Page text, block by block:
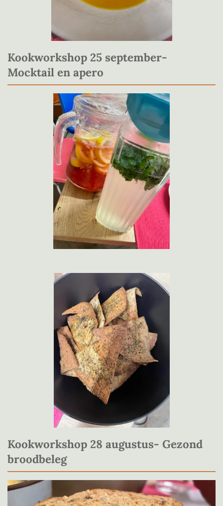
Kookworkshop 25 september-
Mocktail en apero
Kookworkshop 28 augustus- Gezond
broodbeleg